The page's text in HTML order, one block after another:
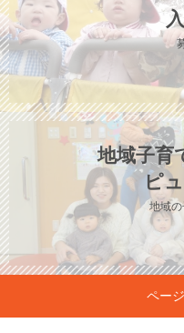
地域子育
ピ
地域
ペー